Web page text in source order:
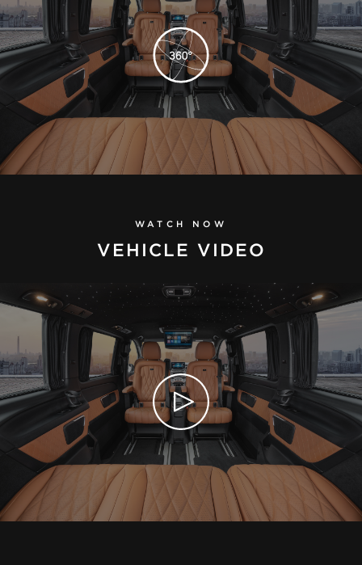
WATCH NOW
VEHICLE VIDEO